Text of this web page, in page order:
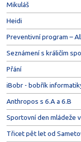
Mikuláš
Heidi
Preventivní program –
Seznámení s králičím
Přání
iBobr - bobřík
Anthropos s 6.A a 6.B
Sportovní den mládeže
Třicet pět let od